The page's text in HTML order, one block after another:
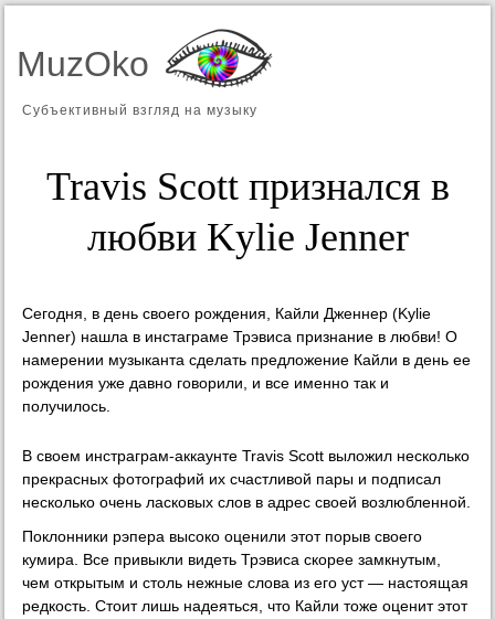
MuzOko
Субъективный взгляд на музыку
Travis Scott признался в
любви Kylie Jenner
Сегодня, в день своего рождения, Кайли Дженнер (Kylie
Jenner) нашла в инстаграме Трэвиса признание в любви! О
намерении музыканта сделать предложение Кайли в день ее
рождения уже давно говорили, и все именно так и
получилось.
В своем инстраграм-аккаунте Travis Scott выложил несколько
прекрасных фотографий их счастливой пары и подписал
несколько очень ласковых слов в адрес своей возлюбленной.
Поклонники рэпера высоко оценили этот порыв своего
кумира. Все привыкли видеть Трэвиса скорее замкнутым,
чем открытым и столь нежные слова из его уст — настоящая
редкость. Стоит лишь надеяться, что Кайли тоже оценит этот